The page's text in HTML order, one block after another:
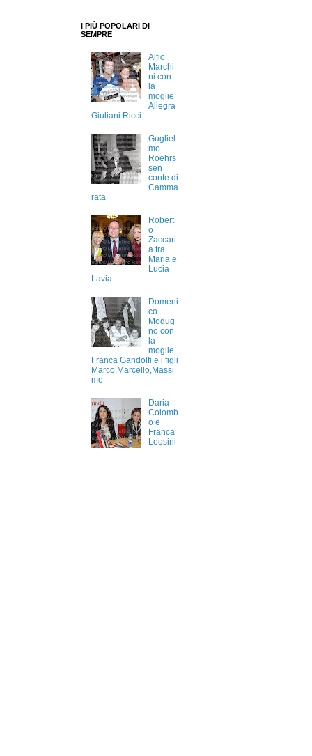
I PIÙ POPOLARI DI
SEMPRE
Alfio
Marchi
ni con
la
moglie
Allegra
Giuliani Ricci
Gugliel
mo
Roehrs
sen
conte di
Camma
rata
Robert
o
Zaccari
a tra
Maria e
Lucia
Lavia
Domeni
co
Modug
no con
la
moglie
Franca Gandolfi e i figli
Marco,Marcello,Massi
mo
Daria
Colomb
o e
Franca
Leosini